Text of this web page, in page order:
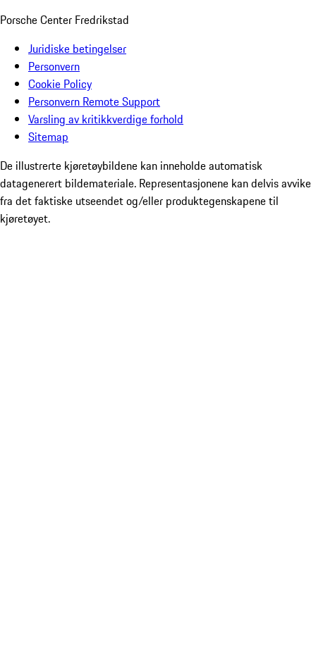
Porsche Center Fredrikstad
Juridiske betingelser
Personvern
Cookie Policy
Personvern Remote Support
Varsling av kritikkverdige forhold
Sitemap
De illustrerte kjøretøybildene kan inneholde automatisk
datagenerert bildemateriale. Representasjonene kan delvis avvike
fra det faktiske utseendet og/eller produktegenskapene til
kjøretøyet.